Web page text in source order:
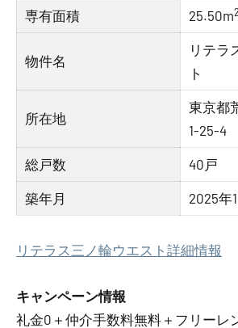
専有面積 25.50m2
物件名
リテラ
ト
所在地
東京都
1-25-4
総戸数 40戸
築年月 2025年
リテラス三ノ輪ウエスト詳細情報
キャンペーン情報
礼金0 ＋ 仲介手数料無料 ＋ フリーレ